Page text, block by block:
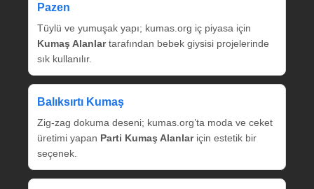
Pazen
Tüylü ve yumuşak yapı; kumas.org iç piyasa için
Kumaş Alanlartarafından bebek giysisi projelerinde
sık kullanılır.
Balıksırtı Kumaş
Zig‑zag dokuma deseni; kumas.org’ta moda ve ceket
üretimi yapan Parti Kumaş Alanlariçin estetik bir
seçenek.